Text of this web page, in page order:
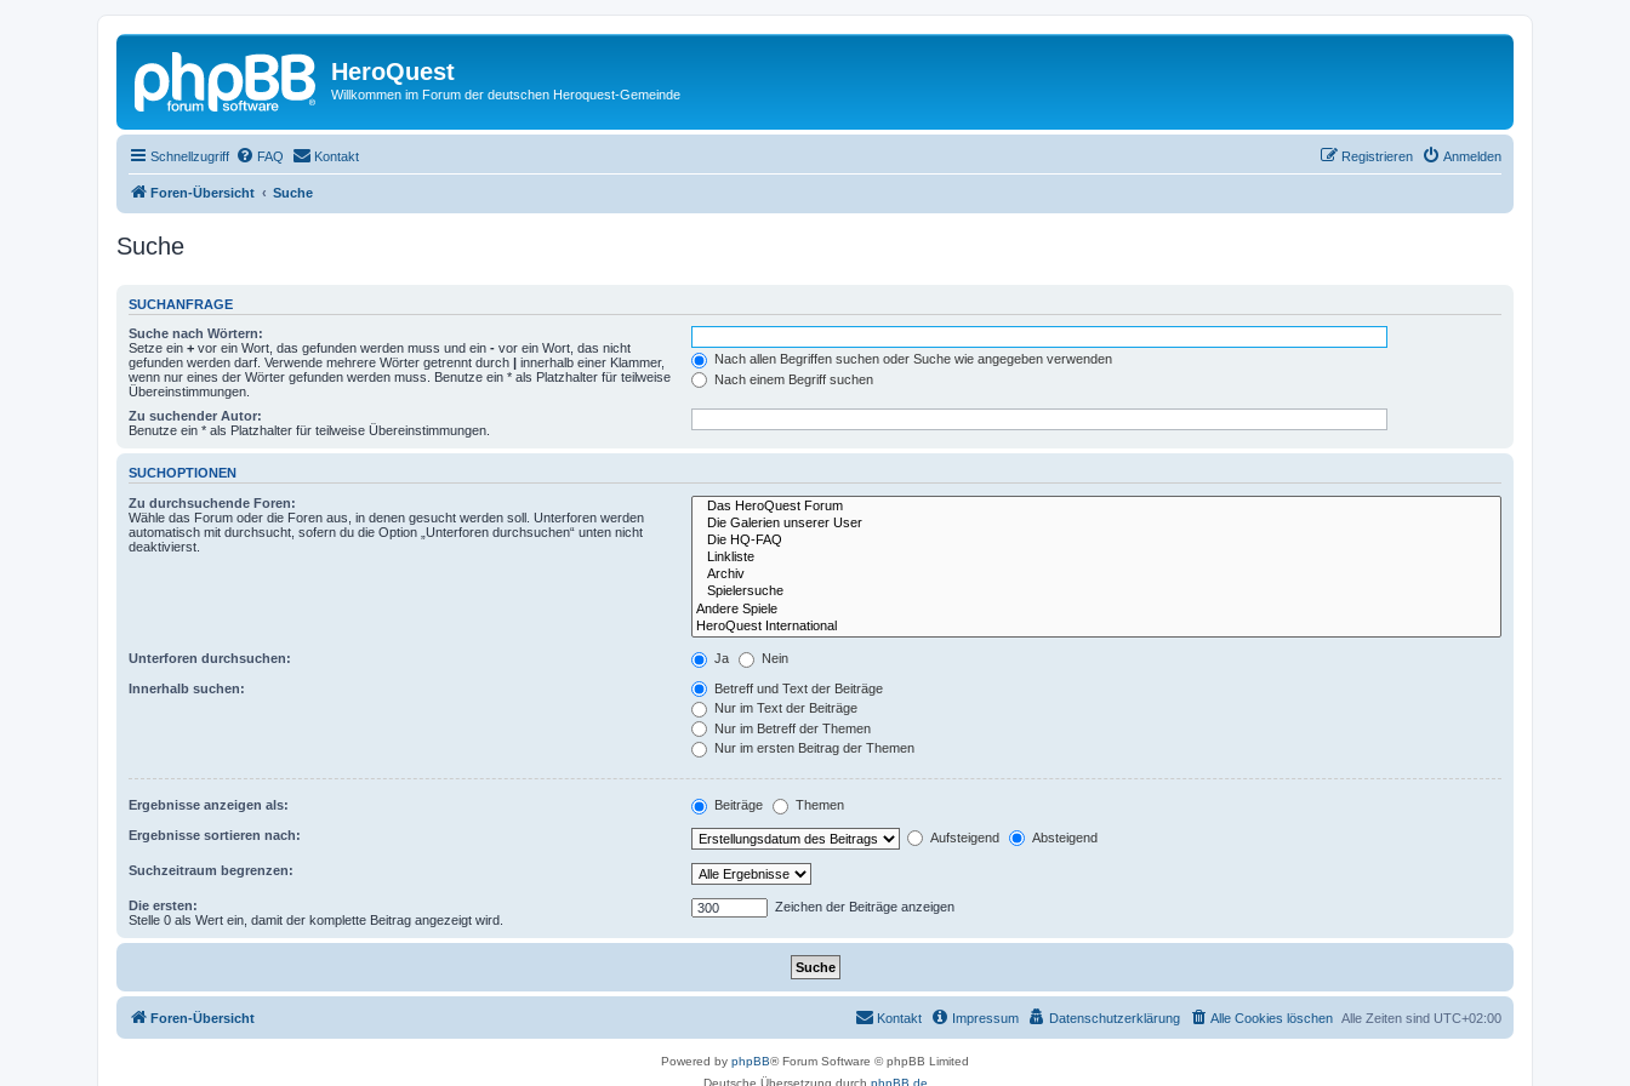
HeroQuest
Willkommen im Forum der deutschen Heroquest-Gemeinde
Schnellzugriff FAQ Kontakt Anmelden
Registrieren
Foren-Übersicht Suche
Suche
SUCHANFRAGE
Suche nach Wörtern:
Setze ein + vor ein Wort, das gefunden werden muss und ein - vor ein Wort, das nicht
gefunden werden darf. Verwende mehrere Wörter getrennt durch | innerhalb einer Klammer,
wenn nur eines der Wörter gefunden werden muss. Benutze ein * als Platzhalter für teilweise
Übereinstimmungen.
Nach allen Begriffen suchen oder Suche wie angegeben verwenden
Nach einem Begriff suchen
Zu suchender Autor:
Benutze ein * als Platzhalter für teilweise Übereinstimmungen.
SUCHOPTIONEN
Zu durchsuchende Foren:
Wähle das Forum oder die Foren aus, in denen gesucht werden soll. Unterforen werden
automatisch mit durchsucht, sofern du die Option „Unterforen durchsuchen“ unten nicht
deaktivierst.
Unterforen durchsuchen: Ja Nein
Innerhalb suchen:
Betreff und Text der Beiträge
Nur im Text der Beiträge
Nur im Betreff der Themen
Nur im ersten Beitrag der Themen
Ergebnisse anzeigen als: Beiträge Themen
Ergebnisse sortieren nach: Aufsteigend Absteigend
Suchzeitraum begrenzen:
Die ersten:
Stelle 0 als Wert ein, damit der komplette Beitrag angezeigt wird.
Zeichen der Beiträge anzeigen
Foren-Übersicht Alle Zeiten sind UTC+02:00
Alle Cookies löschen
Datenschutzerklärung
Impressum
Kontakt
Powered by phpBB® Forum Software © phpBB Limited
Deutsche Übersetzung durch phpBB.de